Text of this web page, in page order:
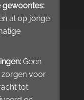
gewoontes:
al op jonge
Geen
zorgen voor
tot